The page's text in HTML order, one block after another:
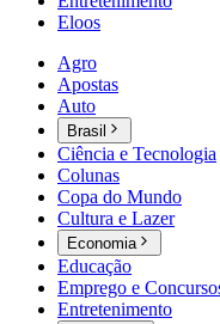
Eloos
Agro
Apostas
Auto
Brasil
Ciência e Tecnologia
Colunas
Copa do Mundo
Cultura e Lazer
Economia
Educação
Emprego e
Entretenimento